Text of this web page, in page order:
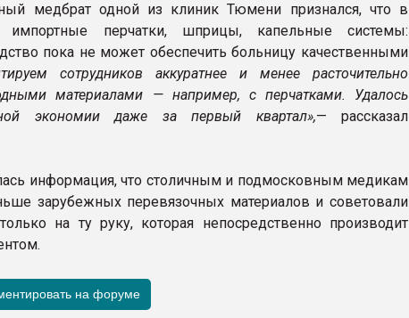
медбрат одной из клиник Тюмени признался, что в
импортные перчатки, шприцы, капельные системы:
пока не может обеспечить больницу качественными
сотрудников аккуратнее и менее расточительно
материалами — например, с перчатками. Удалось
экономии даже за первый квартал»,— рассказал
информация, что столичным и подмосковным медикам
зарубежных перевязочных материалов и советовали
на ту руку, которая непосредственно производит